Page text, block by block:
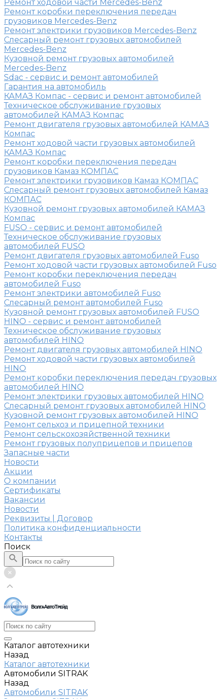
Ремонт ходовой части Mercedes-Benz
Ремонт коробки переключения передач
грузовиков Mercedes-Benz
Ремонт электрики грузовиков Mercedes-Benz
Слесарный ремонт грузовых автомобилей
Mercedes-Benz
Кузовной ремонт грузовых автомобилей
Mercedes-Benz
Sdac - сервис и ремонт автомобилей
Гарантия на автомобиль
КАМАЗ Компас - сервис и ремонт автомобилей
Техническое обслуживание грузовых
автомобилей КАМАЗ Компас
Ремонт двигателя грузовых автомобилей КАМАЗ
Компас
Ремонт ходовой части грузовых автомобилей
КАМАЗ Компас
Ремонт коробки переключения передач
грузовиков Камаз КОМПАС
Ремонт электрики грузовиков Камаз КОМПАС
Слесарный ремонт грузовых автомобилей Камаз
КОМПАС
Кузовной ремонт грузовых автомобилей КАМАЗ
Компас
FUSO - сервис и ремонт автомобилей
Техническое обслуживание грузовых
автомобилей FUSO
Ремонт двигателя грузовых автомобилей Fuso
Ремонт ходовой части грузовых автомобилей Fuso
Ремонт коробки переключения передач
автомобилей Fuso
Ремонт электрики автомобилей Fuso
Слесарный ремонт автомобилей Fuso
Кузовной ремонт грузовых автомобилей FUSO
HINO - сервис и ремонт автомобилей
Техническое обслуживание грузовых
автомобилей HINO
Ремонт двигателя грузовых автомобилей HINO
Ремонт ходовой части грузовых автомобилей
HINO
Ремонт коробки переключения передач грузовых
автомобилей HINO
Ремонт электрики грузовых автомобилей HINO
Слесарный ремонт грузовых автомобилей HINO
Кузовной ремонт грузовых автомобилей HINO
Ремонт сельхоз и прицепной техники
Ремонт сельскохозяйственной техники
Ремонт грузовых полуприцепов и прицепов
Запасные части
Новости
Акции
О компании
Сертификаты
Вакансии
Новости
Реквизиты | Договор
Политика конфиденциальности
Контакты
Поиск
Каталог автотехники
Назад
Каталог автотехники
Автомобили SITRAK
Назад
Автомобили SITRAK